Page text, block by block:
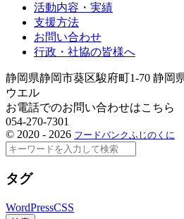
活動内容・実績
支援方法
お問い合わせ
行政・社協の皆様へ
静岡県静岡市葵区駿府町1-70 静岡
ウエル
お電話でのお問い合わせはこちら
054-270-7301
© 2020 - 2026 フードバンクふじのくに
検
タグ
WordPressCSS